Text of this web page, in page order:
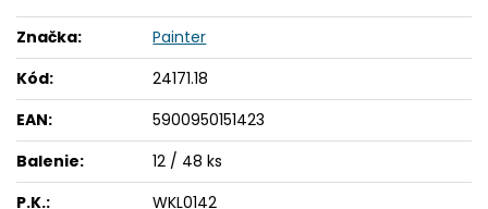
Značka:
Painter
Kód:
24171.18
EAN:
5900950151423
Balenie:
12 / 48 ks
P.K.:
WKL0142